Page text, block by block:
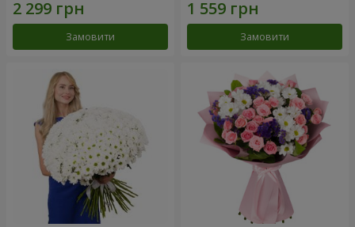
Замовити Замовити